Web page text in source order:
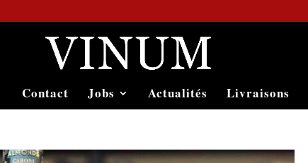
Contact Jobs Actualités Livraisons